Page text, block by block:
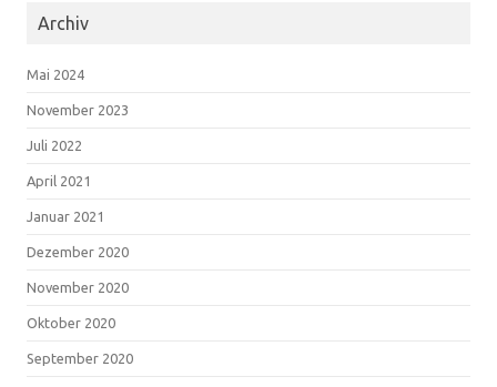
Archiv
Mai 2024
November 2023
Juli 2022
April 2021
Januar 2021
Dezember 2020
November 2020
Oktober 2020
September 2020